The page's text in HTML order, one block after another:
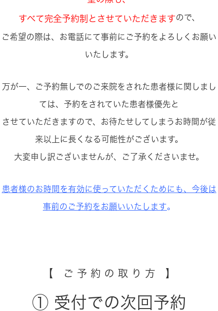
すべて完全予約制とさせていただきますので、
ご希望の際は、お電話にて事前にご予約をよろしくお願い
いたします。
万が一、ご予約無しでのご来院をされた患者様に関しまし
ては、予約をされていた患者様優先と
させていただきますので、お待たせしてしまうお時間が従
来以上に長くなる可能性がございます。
大変申し訳ございませんが、ご了承くださいませ。
患者様のお時間を有効に使っていただくためにも、今後は
事前のご予約をお願いいたします。
【 ご 予 約 の 取 り 方 】
① 受付での次回予約